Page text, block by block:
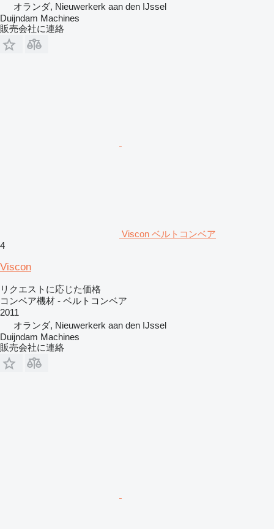
オランダ, Nieuwerkerk aan den IJssel
Duijndam Machines
販売会社に連絡
Viscon ベルトコンベア
4
Viscon
リクエストに応じた価格
コンベア機材 - ベルトコンベア
2011
オランダ, Nieuwerkerk aan den IJssel
Duijndam Machines
販売会社に連絡